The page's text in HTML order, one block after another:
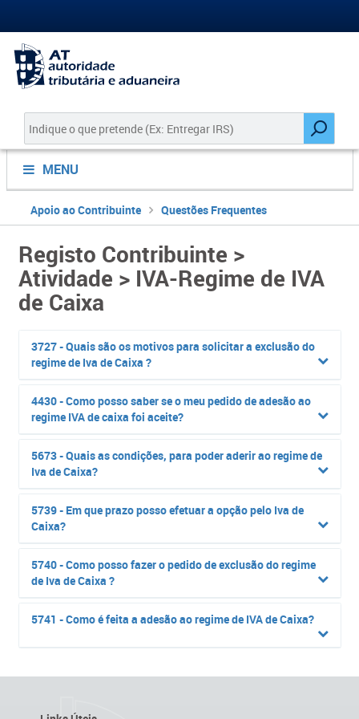
MENU
Apoio ao Contribuinte Questões Frequentes
Registo Contribuinte >
Atividade > IVA-Regime de IVA
de Caixa
3727 - Quais são os motivos para solicitar a exclusão do
regime de Iva de Caixa ?
4430 - Como posso saber se o meu pedido de adesão ao
regime IVA de caixa foi aceite?
5673 - Quais as condições, para poder aderir ao regime de
Iva de Caixa?
5739 - Em que prazo posso efetuar a opção pelo Iva de
Caixa?
5740 - Como posso fazer o pedido de exclusão do regime
de Iva de Caixa ?
5741 - Como é feita a adesão ao regime de IVA de Caixa?